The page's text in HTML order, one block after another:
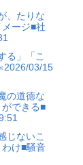
、たりな
ージ■社
る」「こ
03/15
の道徳な
できる■
じないこ
わけ■騒音